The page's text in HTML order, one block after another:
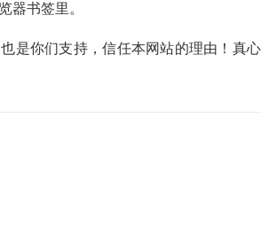
器书签里。
是你们支持，信任本网站的理由！真